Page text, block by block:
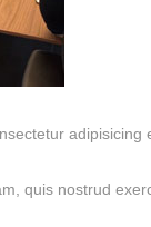
quis nostrud